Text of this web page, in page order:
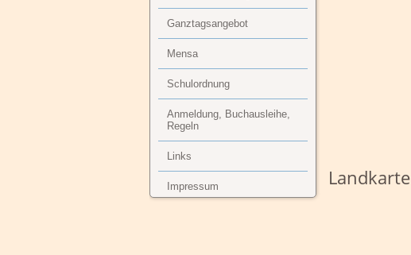
Ganztagsangebot
Mensa
Schulordnung
Anmeldung, Buchausleihe,
Regeln
Links
Impressum Landkarte